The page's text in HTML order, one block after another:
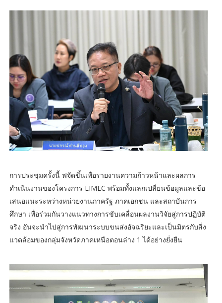
การประชุมครั้งนี้ ฟจัดขึ้นเพื่อรายงานความก้าวหน้าและผลการ
ดำเนินงานของโครงการ LIMEC พร้อมทั้งแลกเปลี่ยนข้อมูลและข้อ
เสนอแนะระหว่างหน่วยงานภาครัฐ ภาคเอกชน และสถาบันการ
ศึกษา เพื่อร่วมกันวางแนวทางการขับเคลื่อนผลงานวิจัยสู่การปฏิบัติ
จริง อันจะนำไปสู่การพัฒนาระบบขนส่งอัจฉริยะและเป็นมิตรกับสิ่ง
แวดล้อมของกลุ่มจังหวัดภาคเหนือตอนล่าง 1 ได้อย่างยั่งยืน